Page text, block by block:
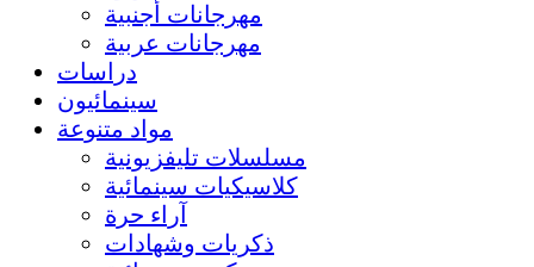
مهرجانات أجنبية
مهرجانات عربية
دراسات
سينمائيون
مواد متنوعة
مسلسلات تليفزيونية
كلاسيكيات سينمائية
آراء حرة
ذكريات وشهادات